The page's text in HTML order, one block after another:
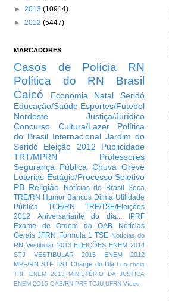
► 2013 (10914)
► 2012 (5447)
MARCADORES
Casos de Polícia
RN
Política do RN
Brasil
Caicó
Economia Natal
Seridó
Educação/Saúde Esportes/Futebol
Nordeste
Justiça/Jurídico
Concurso
Cultura/Lazer
Política
do Brasil Internacional Jardim do
Seridó
Eleição 2012
Publicidade
TRT/MPRN
Professores
Segurança Pública Chuva Greve
Loterias Estágio/Processo Seletivo
PB Religião Notícias do Brasil
Seca
TRE/RN Humor Bancos Dilma Utilidade
Pública
TCE/RN
TRE/TSE/Eleições
2012
Aniversariante do dia...
IPRF
Exame de Ordem da OAB
Notícias
Gerais JFRN Fórmula 1 TSE Notícias do
RN Vestibular 2013 ELEIÇÕES ENEM 2014
STJ
VESTIBULAR 2015
ENEM 2012
MPF/RN STF TST Charge do Dia Lua cheia
TRF
ENEM 2013
MINISTÉRIO DA JUSTIÇA
ENEM 2O15 OAB/RN PRF TCJU UFRN Vídeo